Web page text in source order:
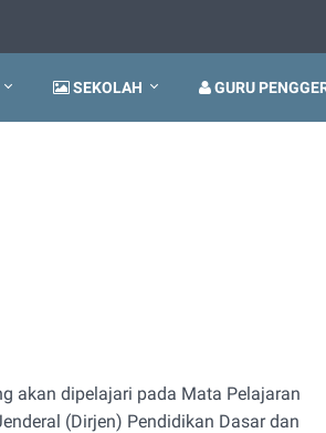
SEKOLAH GURU
akan dipelajari pada Mata Pelajaran
(Dirjen) Pendidikan Dasar dan